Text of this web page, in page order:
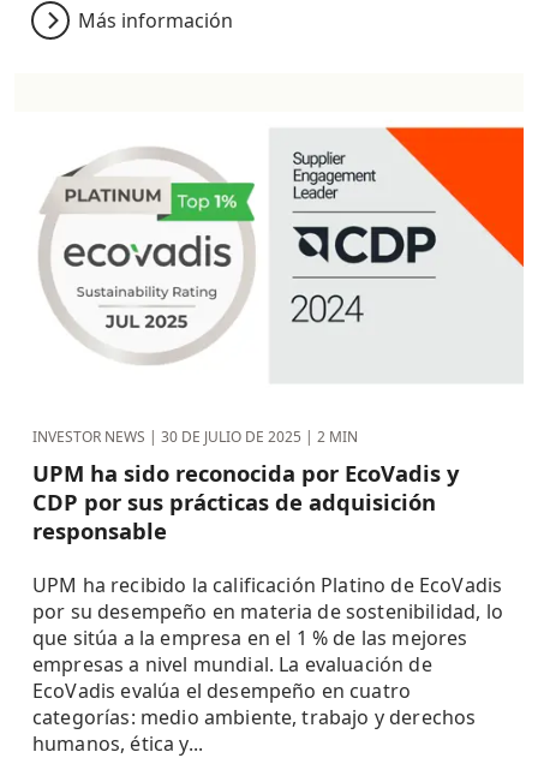
Más información
INVESTOR NEWS | 30 DE JULIO DE 2025 | 2 MIN
UPM ha sido reconocida por EcoVadis y
CDP por sus prácticas de adquisición
responsable
UPM ha recibido la calificación Platino de EcoVadis
por su desempeño en materia de sostenibilidad, lo
que sitúa a la empresa en el 1 % de las mejores
empresas a nivel mundial. La evaluación de
EcoVadis evalúa el desempeño en cuatro
categorías: medio ambiente, trabajo y derechos
humanos, ética y...